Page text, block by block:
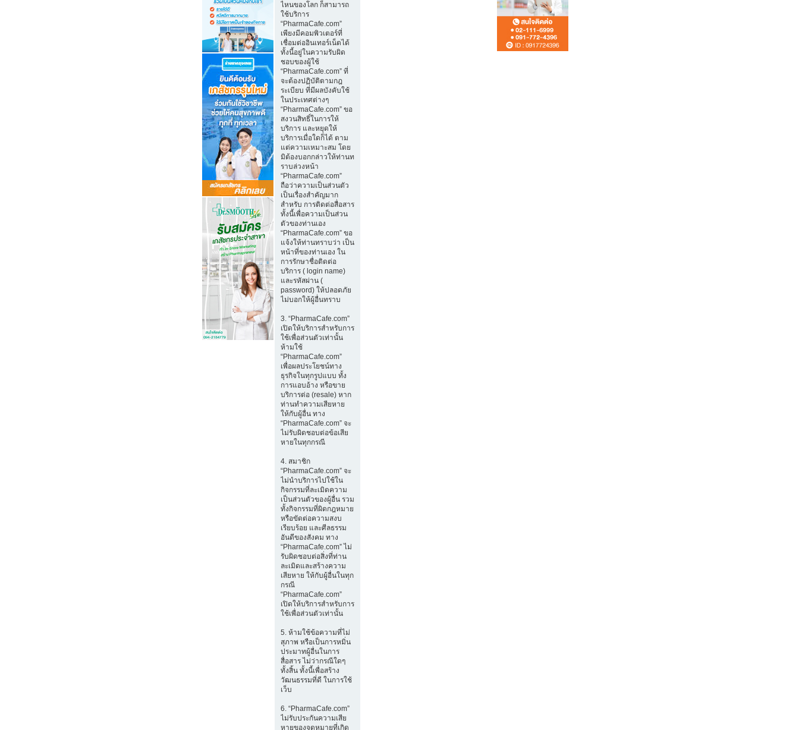
ไหนของโลก ก็สามารถ
ใช้บริการ
“PharmaCafe.com”
เพียงมีคอมพิวเตอร์ที่
เชื่อมต่ออินเทอร์เน็ตได้
ทั้งนี้อยู่ในความรับผิด
ชอบของผู้ใช้
“PharmaCafe.com” ที่
จะต้องปฏิบัติตามกฎ
ระเบียบ ที่มีผลบังคับใช้
ในประเทศต่างๆ
“PharmaCafe.com” ขอ
สงวนสิทธิ์ในการให้
บริการ และหยุดให้
บริการเมื่อใดก็ได้ ตาม
แต่ความเหมาะสม โดย
มิต้องบอกกล่าวให้ท่านท
ราบล่วงหน้า
“PharmaCafe.com”
ถือว่าความเป็นส่วนตัว
เป็นเรื่องสำคัญมาก
สำหรับ การติดต่อสื่อสาร
ทั้งนี้เพื่อความเป็นส่วน
ตัวของท่านเอง
“PharmaCafe.com” ขอ
แจ้งให้ท่านทราบว่า เป็น
หน้าที่ของท่านเอง ใน
การรักษาชื่อติดต่อ
บริการ ( login name)
และรหัสผ่าน (
password) ให้ปลอดภัย
ไม่บอกให้ผู้อื่นทราบ
3. “PharmaCafe.com”
เปิดให้บริการสำหรับการ
ใช้เพื่อส่วนตัวเท่านั้น
ห้ามใช้
“PharmaCafe.com”
เพื่อผลประโยชน์ทาง
ธุรกิจในทุกรูปแบบ ทั้ง
การแอบอ้าง หรือขาย
บริการต่อ (resale) หาก
ท่านทำความเสียหาย
ให้กับผู้อื่น ทาง
“PharmaCafe.com” จะ
ไม่รับผิดชอบต่อข้อเสีย
หายในทุกกรณี
4. สมาชิก
“PharmaCafe.com” จะ
ไม่นำบริการไปใช้ใน
กิจกรรมที่ละเมิดความ
เป็นส่วนตัวของผู้อื่น รวม
ทั้งกิจกรรมที่ผิดกฎหมาย
หรือขัดต่อความสงบ
เรียบร้อย และศีลธรรม
อันดีของสังคม ทาง
“PharmaCafe.com” ไม่
รับผิดชอบต่อสิ่งที่ท่าน
ละเมิดและสร้างความ
เสียหาย ให้กับผู้อื่นในทุก
กรณี
“PharmaCafe.com”
เปิดให้บริการสำหรับการ
ใช้เพื่อส่วนตัวเท่านั้น
5. ห้ามใช้ข้อความที่ไม่
สุภาพ หรือเป็นการหมิ่น
ประมาทผู้อื่นในการ
สื่อสาร ไม่ว่ากรณีใดๆ
ทั้งสิ้น ทั้งนี้เพื่อสร้าง
วัฒนธรรมที่ดี ในการใช้
เว็บ
6. “PharmaCafe.com”
ไม่รับประกันความเสีย
หายของจดหมายที่เกิด